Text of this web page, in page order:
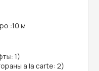
:10 м
1)
a la carte: 2)